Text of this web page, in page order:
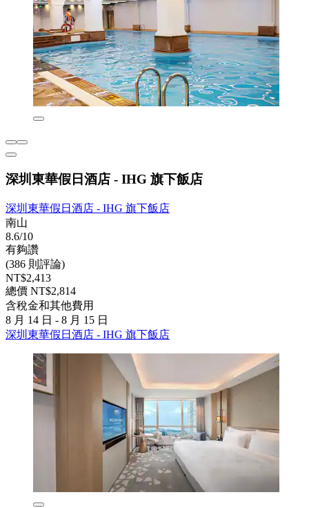
深圳東華假日酒店 - IHG 旗下飯店
深圳東華假日酒店 - IHG 旗下飯店
南山
8.6/10
有夠讚
(386 則評論)
NT$2,413
總價 NT$2,814
含稅金和其他費用
8 月 14 日 - 8 月 15 日
深圳東華假日酒店 - IHG 旗下飯店